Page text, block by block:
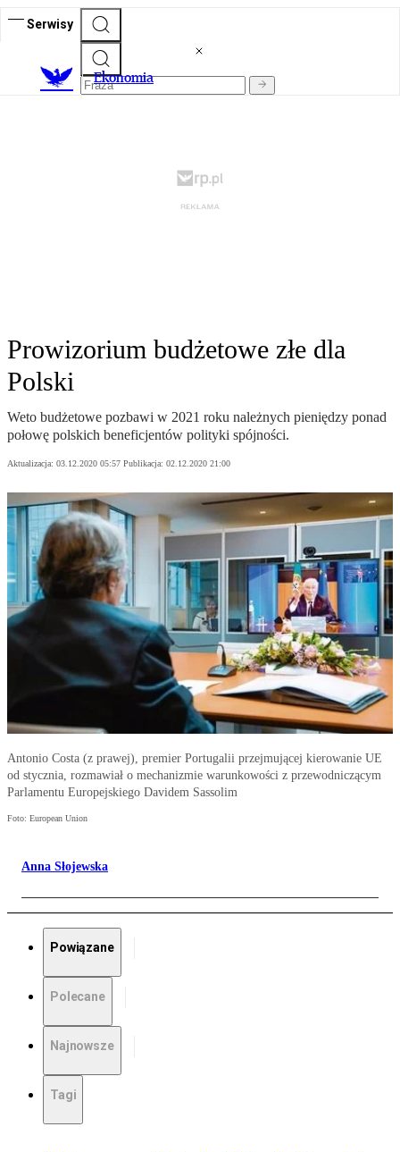
Serwisy
Ekonomia
Prowizorium budżetowe złe dla
Polski
Weto budżetowe pozbawi w 2021 roku należnych pieniędzy ponad
połowę polskich beneficjentów polityki spójności.
Aktualizacja: 03.12.2020 05:57 Publikacja: 02.12.2020 21:00
Antonio Costa (z prawej), premier Portugalii przejmującej kierowanie UE
od stycznia, rozmawiał o mechanizmie warunkowości z przewodniczącym
Parlamentu Europejskiego Davidem Sassolim
Foto: European Union
Anna Słojewska
Powiązane
Polecane
Najnowsze
Tagi